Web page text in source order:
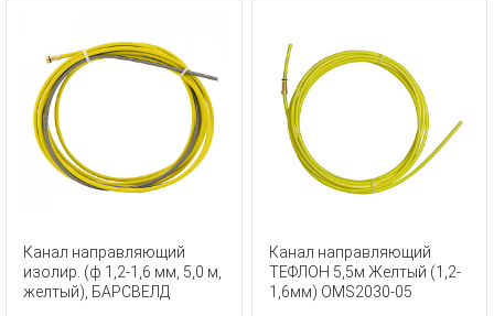
Канал направляющий
изолир. (ф 1,2-1,6 мм, 5,0 м,
желтый), БАРСВЕЛД
Канал направляющий
ТЕФЛОН 5,5м Желтый (1,2-
1,6мм) OMS2030-05